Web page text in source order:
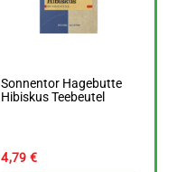
Sonnentor Hagebutte
Hibiskus Teebeutel
4,79 €